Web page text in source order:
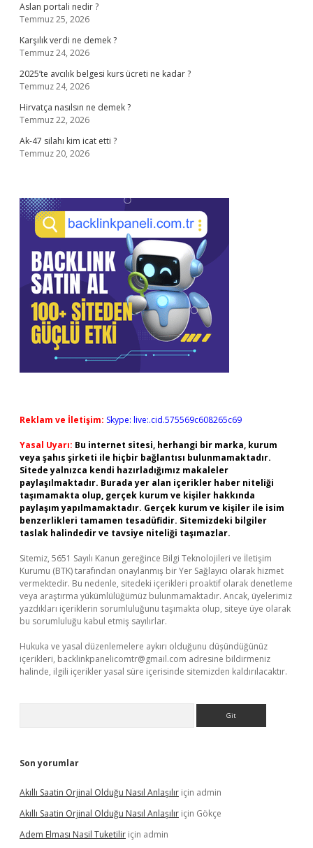
Aslan portali nedir ?
Temmuz 25, 2026
Karşılık verdi ne demek ?
Temmuz 24, 2026
2025’te avcılık belgesi kurs ücreti ne kadar ?
Temmuz 24, 2026
Hirvatça nasılsın ne demek ?
Temmuz 22, 2026
Ak-47 silahı kim icat etti ?
Temmuz 20, 2026
Reklam ve İletişim: Skype: live:.cid.575569c608265c69
Yasal Uyarı: Bu internet sitesi, herhangi bir marka, kurum
veya şahıs şirketi ile hiçbir bağlantısı bulunmamaktadır.
Sitede yalnızca kendi hazırladığımız makaleler
paylaşılmaktadır. Burada yer alan içerikler haber niteliği
taşımamakta olup, gerçek kurum ve kişiler hakkında
paylaşım yapılmamaktadır. Gerçek kurum ve kişiler ile isim
benzerlikleri tamamen tesadüfidir. Sitemizdeki bilgiler
taslak halindedir ve tavsiye niteliği taşımazlar.
Sitemiz, 5651 Sayılı Kanun gereğince Bilgi Teknolojileri ve İletişim
Kurumu (BTK) tarafından onaylanmış bir Yer Sağlayıcı olarak hizmet
vermektedir. Bu nedenle, sitedeki içerikleri proaktif olarak denetleme
veya araştırma yükümlülüğümüz bulunmamaktadır. Ancak, üyelerimiz
yazdıkları içeriklerin sorumluluğunu taşımakta olup, siteye üye olarak
bu sorumluluğu kabul etmiş sayılırlar.
Hukuka ve yasal düzenlemelere aykırı olduğunu düşündüğünüz
içerikleri, backlinkpanelicomtr@gmail.com adresine bildirmeniz
halinde, ilgili içerikler yasal süre içerisinde sitemizden kaldırılacaktır.
Son yorumlar
Akıllı Saatin Orjinal Olduğu Nasıl Anlaşılır için admin
Akıllı Saatin Orjinal Olduğu Nasıl Anlaşılır için Gökçe
Adem Elması Nasil Tuketilir için admin